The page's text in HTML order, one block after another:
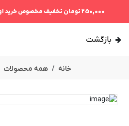
250,000 تومان تخفیف مخصوص خرید
بازگشت
خانه همه محصولات